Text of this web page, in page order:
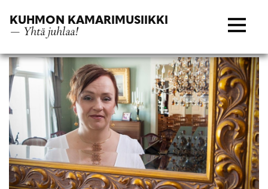
suoraan
KUHMON KAMARIMUSIIKKI
— Yhtä juhlaa!